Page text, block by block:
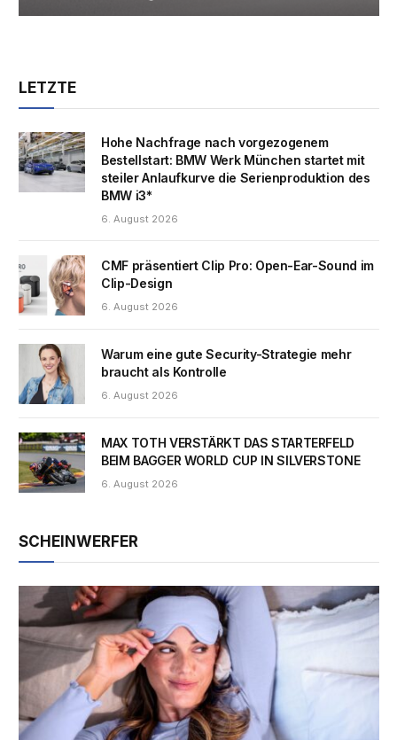
LETZTE
Hohe Nachfrage nach vorgezogenem
Bestellstart: BMW Werk München startet mit
steiler Anlaufkurve die Serienproduktion des
BMW i3*
6. August 2026
CMF präsentiert Clip Pro: Open-Ear-Sound im
Clip-Design
6. August 2026
Warum eine gute Security-Strategie mehr
braucht als Kontrolle
6. August 2026
MAX TOTH VERSTÄRKT DAS STARTERFELD
BEIM BAGGER WORLD CUP IN SILVERSTONE
6. August 2026
SCHEINWERFER